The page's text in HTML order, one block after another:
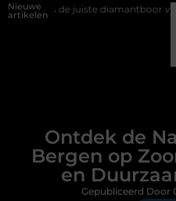
Nieuwe
artikelen voor uw project
Ontdek de
Bergen op
en
Gepubliceerd Door